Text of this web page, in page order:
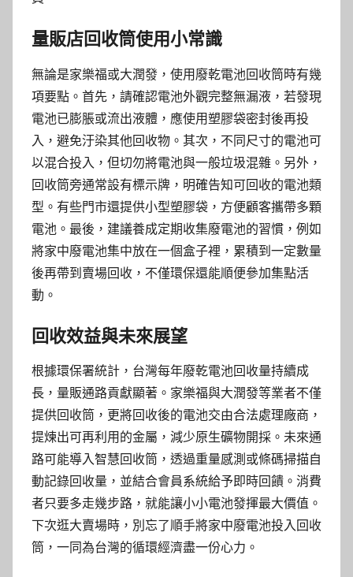
量販店回收筒使用小常識
無論是家樂福或大潤發，使用廢乾電池回收筒時有幾
項要點。首先，請確認電池外觀完整無漏液，若發現
電池已膨脹或流出液體，應使用塑膠袋密封後再投
入，避免汙染其他回收物。其次，不同尺寸的電池可
以混合投入，但切勿將電池與一般垃圾混雜。另外，
回收筒旁通常設有標示牌，明確告知可回收的電池類
型。有些門市還提供小型塑膠袋，方便顧客攜帶多顆
電池。最後，建議養成定期收集廢電池的習慣，例如
將家中廢電池集中放在一個盒子裡，累積到一定數量
後再帶到賣場回收，不僅環保還能順便參加集點活
動。
回收效益與未來展望
根據環保署統計，台灣每年廢乾電池回收量持續成
長，量販通路貢獻顯著。家樂福與大潤發等業者不僅
提供回收筒，更將回收後的電池交由合法處理廠商，
提煉出可再利用的金屬，減少原生礦物開採。未來通
路可能導入智慧回收筒，透過重量感測或條碼掃描自
動記錄回收量，並結合會員系統給予即時回饋。消費
者只要多走幾步路，就能讓小小電池發揮最大價值。
下次逛大賣場時，別忘了順手將家中廢電池投入回收
筒，一同為台灣的循環經濟盡一份心力。